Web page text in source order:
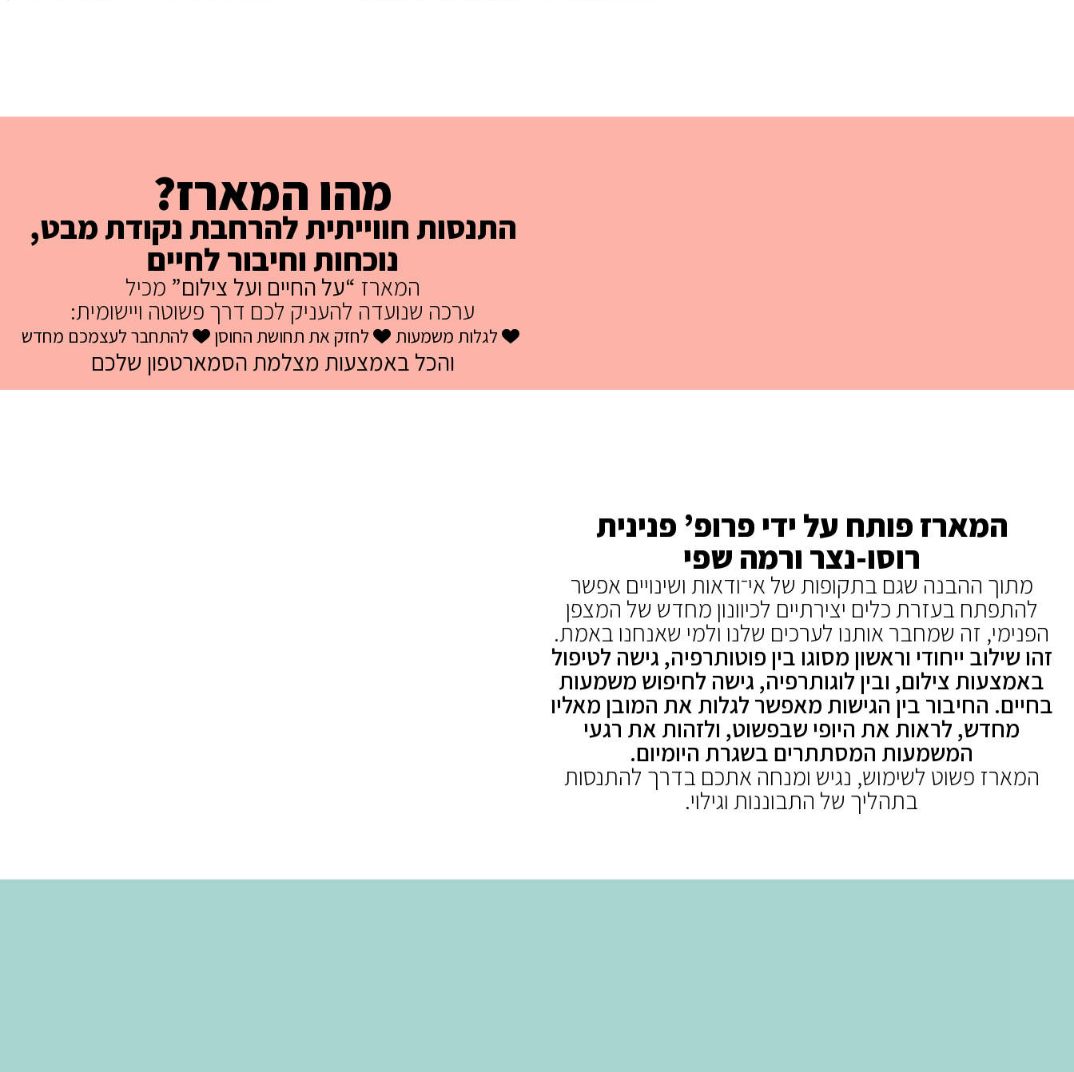
מהו המארז?
התנסות חווייתית להרחבת נקודת מבט,
נוכחות וחיבור לחיים
המארז “על החיים ועל צילום” מכיל
ערכה שנועדה להעניק לכם דרך פשוטה ויישומית:
לגלות משמעות לחזק את תחושת החוסן להתחבר לעצמכם מחדש
והכל באמצעות מצלמת הסמארטפון שלכם
המארז פותח על ידי פרופ’ פנינית
רוסו-נצר ורמה שפי
מתוך ההבנה שגם בתקופות של אי־ודאות ושינויים אפשר
להתפתח בעזרת כלים יצירתיים לכיוונון מחדש של המצפן
הפנימי, זה שמחבר אותנו לערכים שלנו ולמי שאנחנו באמת.
זהו שילוב ייחודי וראשון מסוגו בין פוטותרפיה, גישה לטיפול
באמצעות צילום, ובין לוגותרפיה, גישה לחיפוש משמעות
בחיים. החיבור בין הגישות מאפשר לגלות את המובן מאליו
מחדש, לראות את היופי שבפשוט, ולזהות את רגעי
המשמעות המסתתרים בשגרת היומיום.
המארז פשוט לשימוש, נגיש ומנחה אתכם בדרך להתנסות
בתהליך של התבוננות וגילוי.